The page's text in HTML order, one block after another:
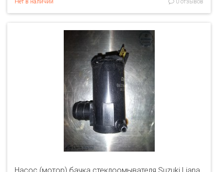
Нет в наличии 0 отзывов